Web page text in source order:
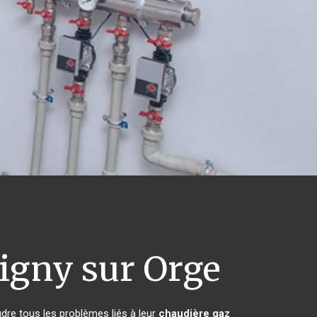
sur Orge
tous les problèmes liés à leur chaudière gaz